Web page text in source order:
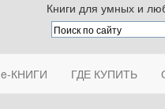
Книги для умных и
e-КНИГИ ГДЕ КУПИТЬ